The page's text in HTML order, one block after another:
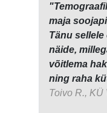
maja
Tänu
näide,
võitlema
ning raha
Toivo R., KÜ